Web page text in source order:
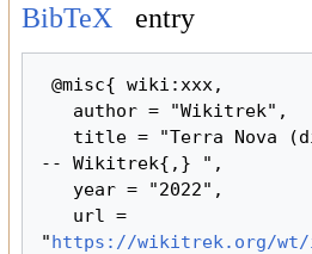
BibTeX entry
@misc{ wiki:xxx,
-- Wikitrek{,} ",
"https://wikitrek.org/wt/